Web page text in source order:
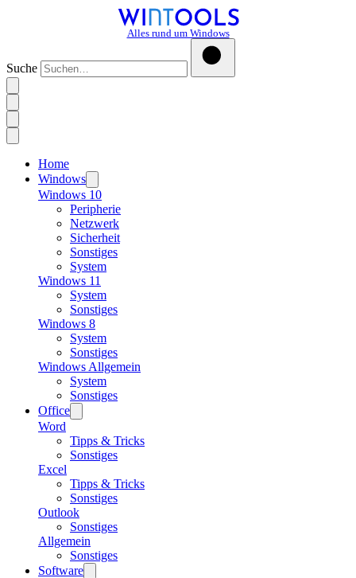
Alles rund um Windows
Suche
Home
Windows
Windows 10
Peripherie
Netzwerk
Sicherheit
Sonstiges
System
Windows 11
System
Sonstiges
Windows 8
System
Sonstiges
Windows Allgemein
System
Sonstiges
Office
Word
Tipps & Tricks
Sonstiges
Excel
Tipps & Tricks
Sonstiges
Outlook
Sonstiges
Allgemein
Sonstiges
Software